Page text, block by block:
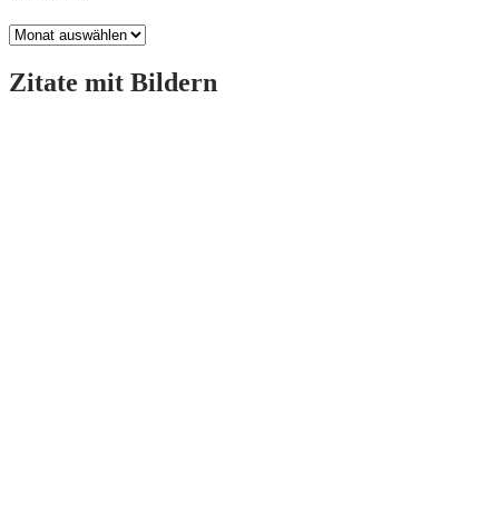
Archiv
Zitate mit Bildern